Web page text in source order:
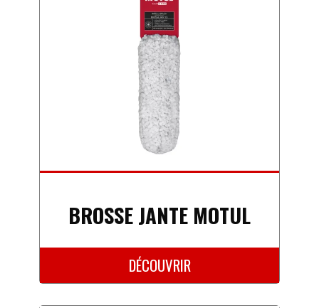
BROSSE JANTE MOTUL
DÉCOUVRIR